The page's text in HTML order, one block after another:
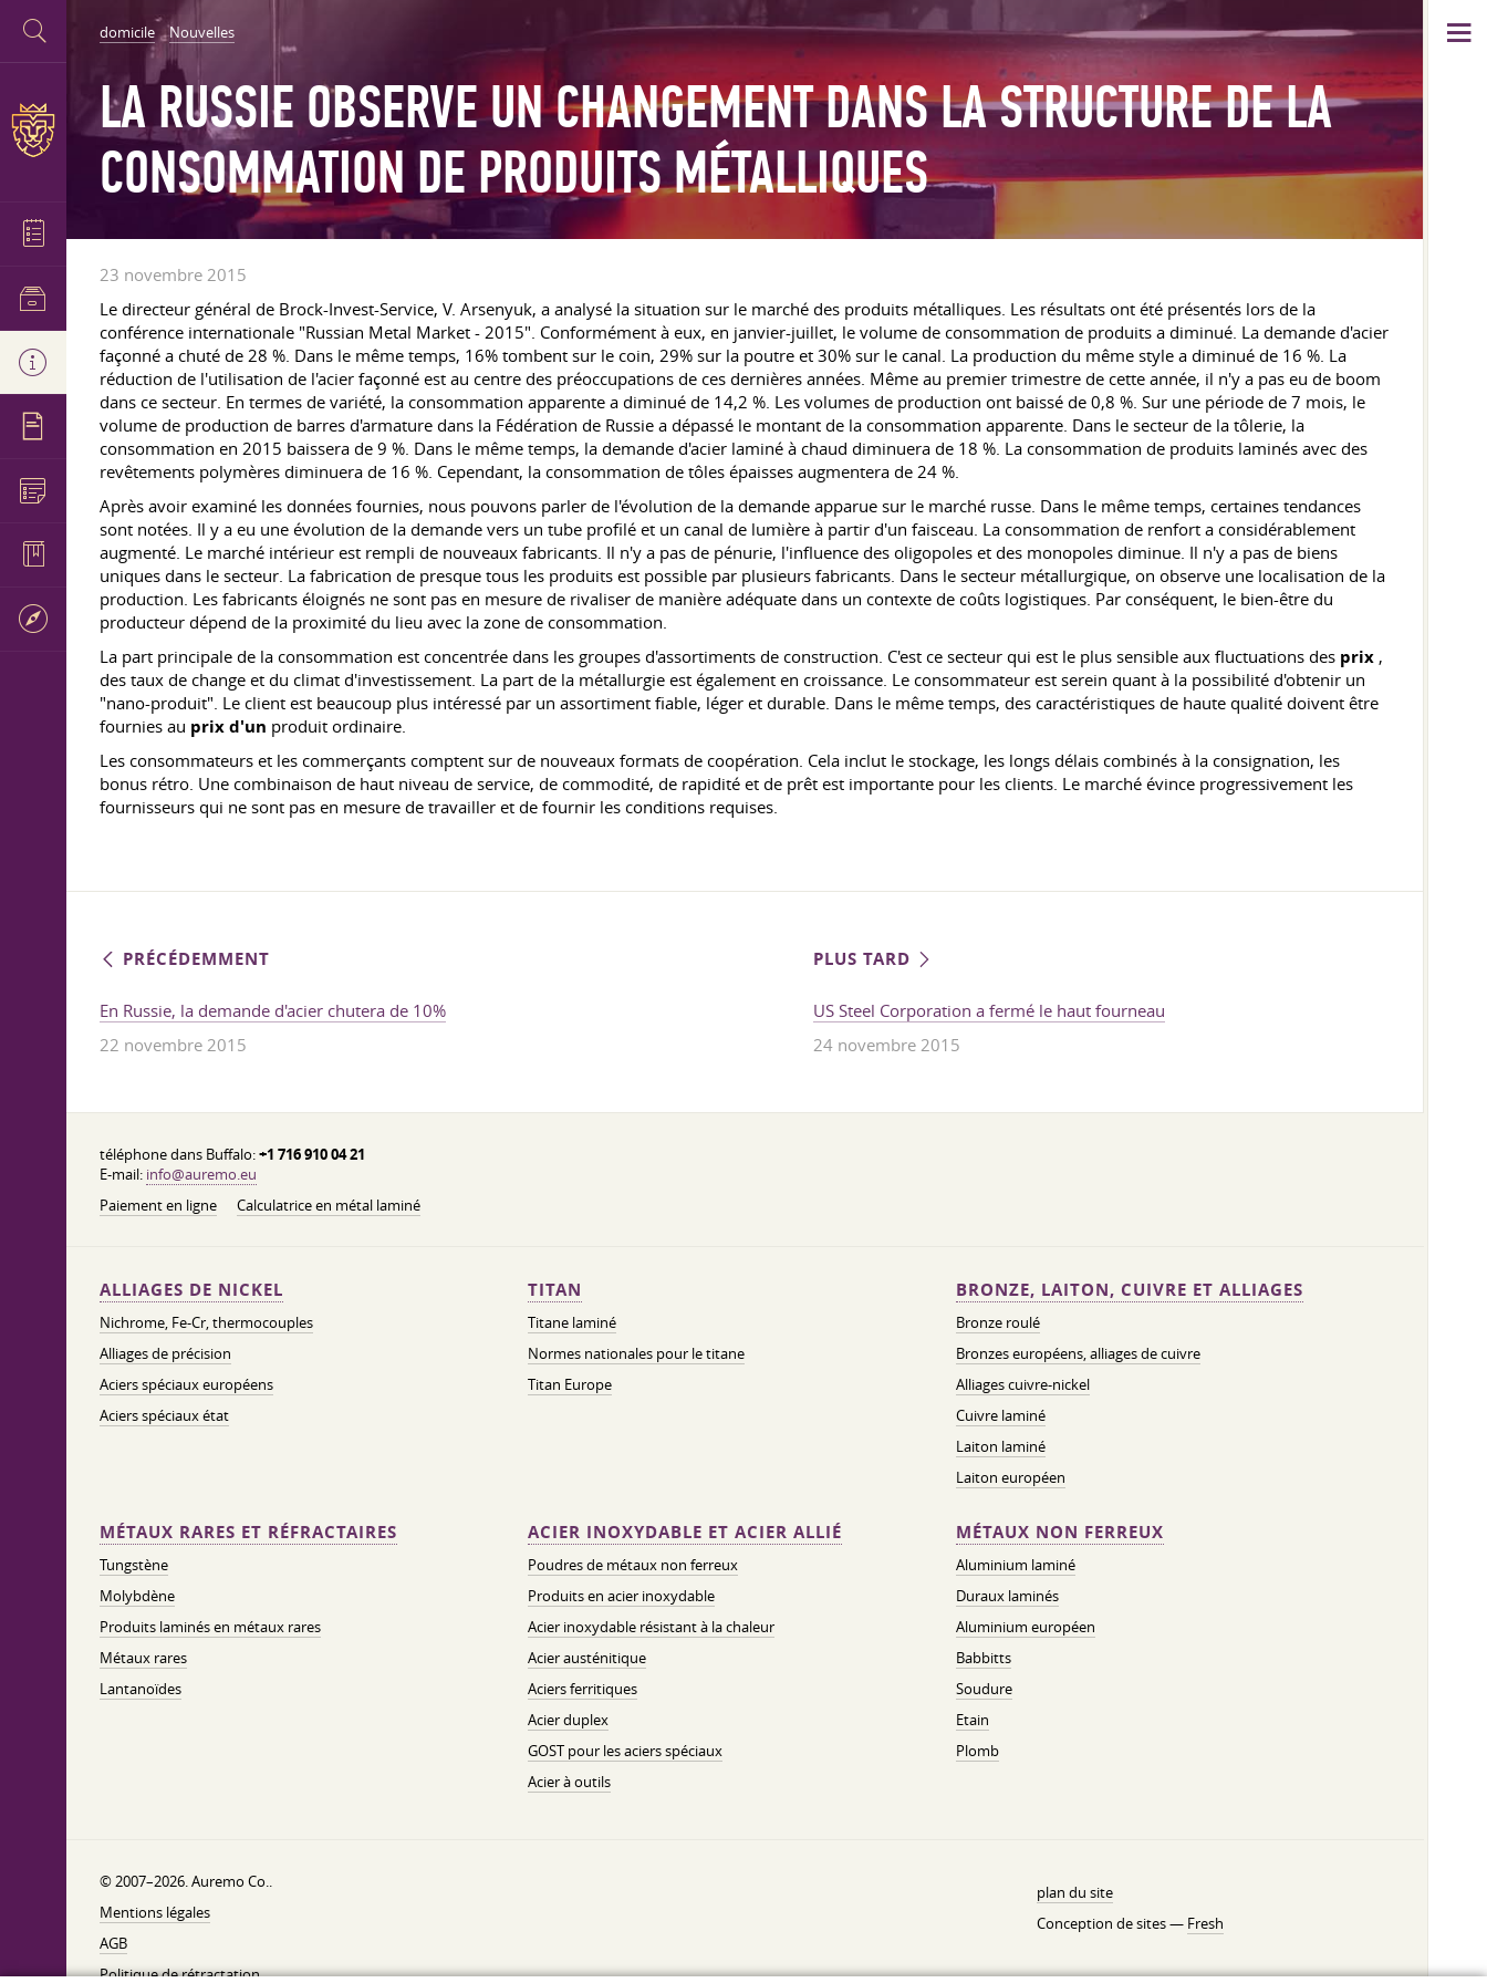
domicile Nouvelles
LA RUSSIE OBSERVE UN CHANGEMENT DANS LA STRUCTURE DE LA
CONSOMMATION DE PRODUITS MÉTALLIQUES
23 novembre 2015
Le directeur général de Brock-Invest-Service, V. Arsenyuk, a analysé la situation sur le marché des produits métalliques. Les résultats ont été présentés lors de la
conférence internationale "Russian Metal Market - 2015". Conformément à eux, en janvier-juillet, le volume de consommation de produits a diminué. La demande d'acier
façonné a chuté de 28 %. Dans le même temps, 16% tombent sur le coin, 29% sur la poutre et 30% sur le canal. La production du même style a diminué de 16 %. La
réduction de l'utilisation de l'acier façonné est au centre des préoccupations de ces dernières années. Même au premier trimestre de cette année, il n'y a pas eu de boom
dans ce secteur. En termes de variété, la consommation apparente a diminué de 14,2 %. Les volumes de production ont baissé de 0,8 %. Sur une période de 7 mois, le
volume de production de barres d'armature dans la Fédération de Russie a dépassé le montant de la consommation apparente. Dans le secteur de la tôlerie, la
consommation en 2015 baissera de 9 %. Dans le même temps, la demande d'acier laminé à chaud diminuera de 18 %. La consommation de produits laminés avec des
revêtements polymères diminuera de 16 %. Cependant, la consommation de tôles épaisses augmentera de 24 %.
Après avoir examiné les données fournies, nous pouvons parler de l'évolution de la demande apparue sur le marché russe. Dans le même temps, certaines tendances
sont notées. Il y a eu une évolution de la demande vers un tube profilé et un canal de lumière à partir d'un faisceau. La consommation de renfort a considérablement
augmenté. Le marché intérieur est rempli de nouveaux fabricants. Il n'y a pas de pénurie, l'influence des oligopoles et des monopoles diminue. Il n'y a pas de biens
uniques dans le secteur. La fabrication de presque tous les produits est possible par plusieurs fabricants. Dans le secteur métallurgique, on observe une localisation de la
production. Les fabricants éloignés ne sont pas en mesure de rivaliser de manière adéquate dans un contexte de coûts logistiques. Par conséquent, le bien-être du
producteur dépend de la proximité du lieu avec la zone de consommation.
La part principale de la consommation est concentrée dans les groupes d'assortiments de construction. C'est ce secteur qui est le plus sensible aux fluctuations des prix ,
des taux de change et du climat d'investissement. La part de la métallurgie est également en croissance. Le consommateur est serein quant à la possibilité d'obtenir un
"nano-produit". Le client est beaucoup plus intéressé par un assortiment fiable, léger et durable. Dans le même temps, des caractéristiques de haute qualité doivent être
fournies au prix d'un produit ordinaire.
Les consommateurs et les commerçants comptent sur de nouveaux formats de coopération. Cela inclut le stockage, les longs délais combinés à la consignation, les
bonus rétro. Une combinaison de haut niveau de service, de commodité, de rapidité et de prêt est importante pour les clients. Le marché évince progressivement les
fournisseurs qui ne sont pas en mesure de travailler et de fournir les conditions requises.
PRÉCÉDEMMENT
En Russie, la demande d'acier chutera de 10%
22 novembre 2015
PLUS TARD
US Steel Corporation a fermé le haut fourneau
24 novembre 2015
téléphone dans Buffalo:+1 716 910 04 21
E-mail: info@auremo.eu
Paiement en ligne
Calculatrice en métal laminé
ALLIAGES DE NICKEL
Nichrome, Fe-Cr, thermocouples
Alliages de précision
Aciers spéciaux européens
Aciers spéciaux état
TITAN
Titane laminé
Normes nationales pour le titane
Titan Europe
BRONZE, LAITON, CUIVRE ET ALLIAGES
Bronze roulé
Bronzes européens, alliages de cuivre
Alliages cuivre-nickel
Cuivre laminé
Laiton laminé
Laiton européen
MÉTAUX RARES ET RÉFRACTAIRES
Tungstène
Molybdène
Produits laminés en métaux rares
Métaux rares
Lantanoïdes
ACIER INOXYDABLE ET ACIER ALLIÉ
Poudres de métaux non ferreux
Produits en acier inoxydable
Acier inoxydable résistant à la chaleur
Acier austénitique
Aciers ferritiques
Acier duplex
GOST pour les aciers spéciaux
Acier à outils
MÉTAUX NON FERREUX
Aluminium laminé
Duraux laminés
Aluminium européen
Babbitts
Soudure
Etain
Plomb
© 2007–2026. Auremo Co..
Mentions légales
AGB
Politique de rétractation
plan du site
Conception de sites — Fresh